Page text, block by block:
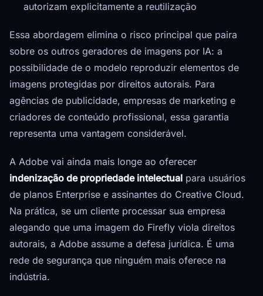
autorizam explicitamente a reutilização
Essa abordagem elimina o risco principal que paira
sobre os outros geradores de imagens por IA: a
possibilidade de o modelo reproduzir elementos de
imagens protegidas por direitos autorais. Para
agências de publicidade, empresas de marketing e
criadores de conteúdo profissional, essa garantia
representa uma vantagem considerável.
A Adobe vai ainda mais longe ao oferecer
indenização de propriedade intelectual para usuários
de planos Enterprise e assinantes do Creative Cloud.
Na prática, se um cliente processar sua empresa
alegando que uma imagem do Firefly viola direitos
autorais, a Adobe assume a defesa jurídica. É uma
rede de segurança que ninguém mais oferece na
indústria.